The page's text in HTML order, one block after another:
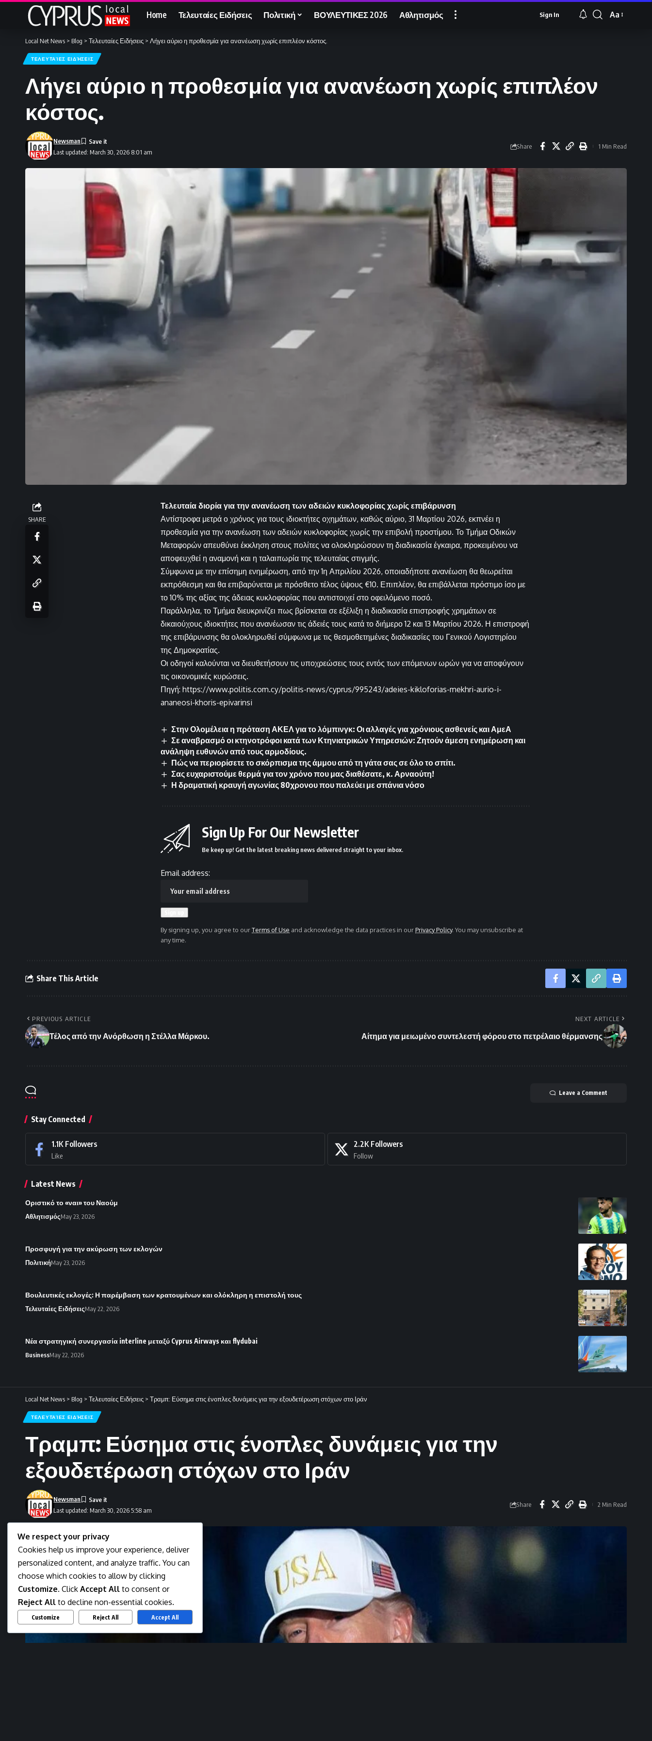
Home Τελευταίες Ειδήσεις Πολιτική ΒΟΥΛΕΥΤΙΚΕΣ 2026 Αθλητισμός Sign In
Font
Aa
Local Net News > Blog > Τελευταίες Ειδήσεις > Λήγει αύριο η προθεσμία για ανανέωση χωρίς επιπλέον κόστος.
ΤΕΛΕΥΤΑΊΕΣ ΕΙΔΉΣΕΙΣ
Λήγει αύριο η προθεσμία για ανανέωση χωρίς επιπλέον
κόστος.
Last updated: March 30, 2026 8:01 am
Newsman
Share 1 Min Read
SHARE
Τελευταία διορία για την ανανέωση των αδειών κυκλοφορίας χωρίς επιβάρυνση
Αντίστροφα μετρά ο χρόνος για τους ιδιοκτήτες οχημάτων, καθώς αύριο, 31 Μαρτίου 2026, εκπνέει η
προθεσμία για την ανανέωση των αδειών κυκλοφορίας χωρίς την επιβολή προστίμου. Το Τμήμα Οδικών
Μεταφορών απευθύνει έκκληση στους πολίτες να ολοκληρώσουν τη διαδικασία έγκαιρα, προκειμένου να
αποφευχθεί η αναμονή και η ταλαιπωρία της τελευταίας στιγμής.
Σύμφωνα με την επίσημη ενημέρωση, από την 1η Απριλίου 2026, οποιαδήποτε ανανέωση θα θεωρείται
εκπρόθεσμη και θα επιβαρύνεται με πρόσθετο τέλος ύψους €10. Επιπλέον, θα επιβάλλεται πρόστιμο ίσο με
το 10% της αξίας της άδειας κυκλοφορίας που αντιστοιχεί στο οφειλόμενο ποσό.
Παράλληλα, το Τμήμα διευκρινίζει πως βρίσκεται σε εξέλιξη η διαδικασία επιστροφής χρημάτων σε
δικαιούχους ιδιοκτήτες που ανανέωσαν τις άδειές τους κατά το διήμερο 12 και 13 Μαρτίου 2026. Η επιστροφή
της επιβάρυνσης θα ολοκληρωθεί σύμφωνα με τις θεσμοθετημένες διαδικασίες του Γενικού Λογιστηρίου
της Δημοκρατίας.
Οι οδηγοί καλούνται να διευθετήσουν τις υποχρεώσεις τους εντός των επόμενων ωρών για να αποφύγουν
τις οικονομικές κυρώσεις.
Πηγή: https://www.politis.com.cy/politis-news/cyprus/995243/adeies-kikloforias-mekhri-aurio-i-
ananeosi-khoris-epivarinsi
Στην Ολομέλεια η πρόταση ΑΚΕΛ για το λόμπινγκ: Οι αλλαγές για χρόνιους ασθενείς και ΑμεΑ
Σε αναβρασμό οι κτηνοτρόφοι κατά των Κτηνιατρικών Υπηρεσιών: Ζητούν άμεση ενημέρωση και
ανάληψη ευθυνών από τους αρμοδίους.
Πώς να περιορίσετε το σκόρπισμα της άμμου από τη γάτα σας σε όλο το σπίτι.
Σας ευχαριστούμε θερμά για τον χρόνο που μας διαθέσατε, κ. Αρναούτη!
Η δραματική κραυγή αγωνίας 80χρονου που παλεύει με σπάνια νόσο
Sign Up For Our Newsletter
Be keep up! Get the latest breaking news delivered straight to your inbox.
Email address:
By signing up, you agree to ourTerms of Use and acknowledge the data practices in ourPrivacy Policy. You may unsubscribe at
any time.
Share This Article
PREVIOUS ARTICLE
Τέλος από την Ανόρθωση η Στέλλα Μάρκου.
NEXT ARTICLE
Αίτημα για μειωμένο συντελεστή φόρου στο πετρέλαιο θέρμανσης
Leave a Comment
Stay Connected
1.1K Followers
Like
2.2K Followers
Follow
Latest News
Οριστικό το «ναι» του Ναούμ
ΑθλητισμόςMay 23, 2026
Προσφυγή για την ακύρωση των εκλογών
ΠολιτικήMay 23, 2026
Βουλευτικές εκλογές: Η παρέμβαση των κρατουμένων και ολόκληρη η επιστολή τους
Τελευταίες ΕιδήσειςMay 22, 2026
Νέα στρατηγική συνεργασία interline μεταξύ Cyprus Airways και flydubai
BusinessMay 22, 2026
Local Net News > Blog > Τελευταίες Ειδήσεις > Τραμπ: Εύσημα στις ένοπλες δυνάμεις για την εξουδετέρωση στόχων στο Ιράν
ΤΕΛΕΥΤΑΊΕΣ ΕΙΔΉΣΕΙΣ
Τραμπ: Εύσημα στις ένοπλες δυνάμεις για την
εξουδετέρωση στόχων στο Ιράν
Last updated: March 30, 2026 5:58 am
Newsman
Share 2 Min Read
We respect your privacy
Cookies help us improve your experience, deliver
personalized content, and analyze traffic. You can
choose which cookies to allow by clicking
Customize. Click Accept All to consent or
Reject All to decline non-essential cookies.
Customize Reject All Accept All